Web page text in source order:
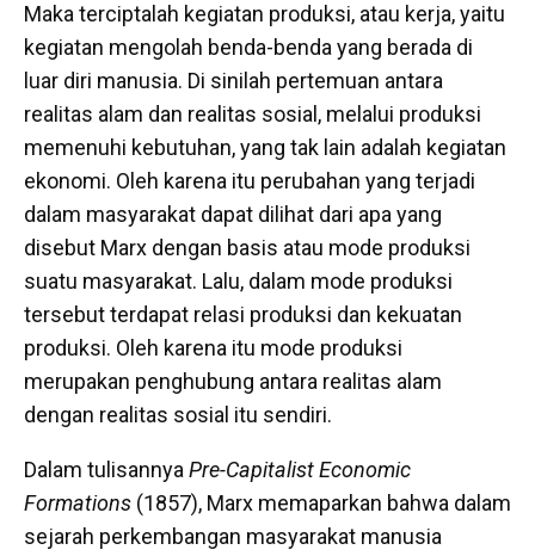
Maka terciptalah kegiatan produksi, atau kerja, yaitu
kegiatan mengolah benda-benda yang berada di
luar diri manusia. Di sinilah pertemuan antara
realitas alam dan realitas sosial, melalui produksi
memenuhi kebutuhan, yang tak lain adalah kegiatan
ekonomi. Oleh karena itu perubahan yang terjadi
dalam masyarakat dapat dilihat dari apa yang
disebut Marx dengan basis atau mode produksi
suatu masyarakat. Lalu, dalam mode produksi
tersebut terdapat relasi produksi dan kekuatan
produksi. Oleh karena itu mode produksi
merupakan penghubung antara realitas alam
dengan realitas sosial itu sendiri.
Dalam tulisannya Pre-Capitalist Economic
Formations (1857), Marx memaparkan bahwa dalam
sejarah perkembangan masyarakat manusia